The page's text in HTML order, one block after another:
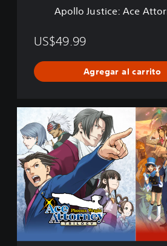
r
n
e
y
T
r
i
l
o
g
y
Apollo Justice: Ace
US$49.99
Agregar al carrito
A
e
t
t
o
r
n
e
y
A